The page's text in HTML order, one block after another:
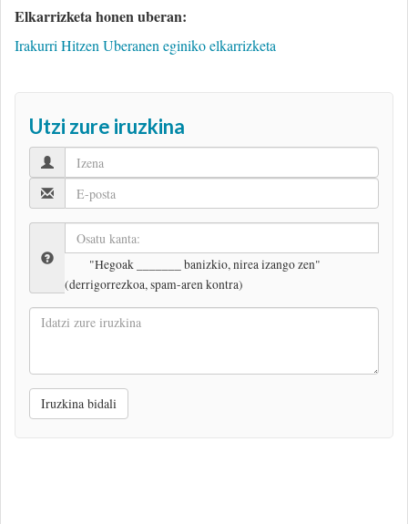
Elkarrizketa honen uberan:
Irakurri Hitzen Uberanen eginiko elkarrizketa
Utzi zure iruzkina
"Hegoak _______ banizkio, nirea izango zen"
(derrigorrezkoa, spam-aren kontra)
Idatzi
Iruzkina bidali